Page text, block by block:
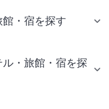
・宿を探す
・旅館・宿を探